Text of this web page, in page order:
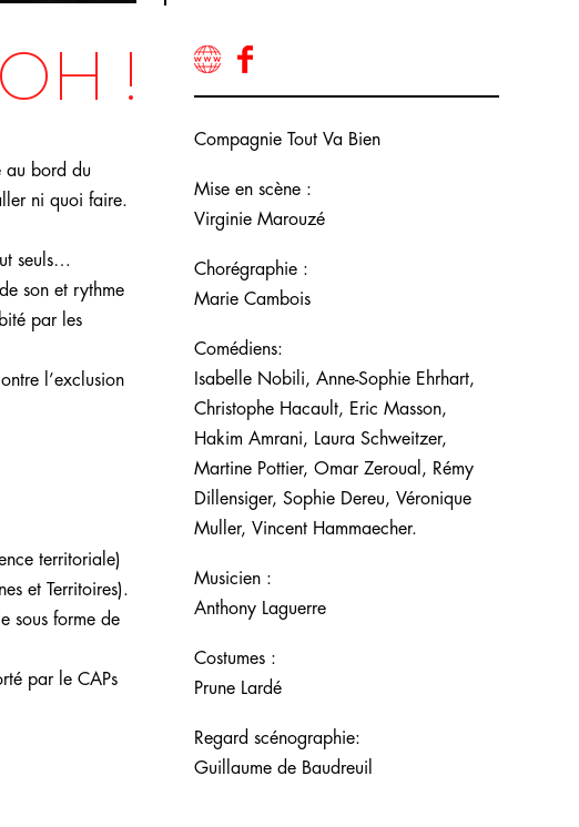
OH !
au bord du
ni quoi faire.
seuls…
son et rythme
par les
l’exclusion
territoriale)
et Territoires).
sous forme de
par le CAPs
Compagnie Tout Va Bien
Mise en scène :
Virginie Marouzé
Chorégraphie :
Marie Cambois
Comédiens:
Isabelle Nobili, Anne-Sophie Ehrhart,
Christophe Hacault, Eric Masson,
Hakim Amrani, Laura Schweitzer,
Martine Pottier, Omar Zeroual, Rémy
Dillensiger, Sophie Dereu, Véronique
Muller, Vincent Hammaecher.
Musicien :
Anthony Laguerre
Costumes :
Prune Lardé
Regard scénographie:
Guillaume de Baudreuil